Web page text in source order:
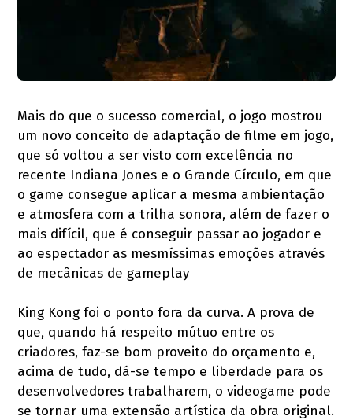
Mais do que o sucesso comercial, o jogo mostrou
um novo conceito de adaptação de filme em jogo,
que só voltou a ser visto com excelência no
recente Indiana Jones e o Grande Círculo, em que
o game consegue aplicar a mesma ambientação
e atmosfera com a trilha sonora, além de fazer o
mais difícil, que é conseguir passar ao jogador e
ao espectador as mesmíssimas emoções através
de mecânicas de gameplay
King Kong foi o ponto fora da curva. A prova de
que, quando há respeito mútuo entre os
criadores, faz-se bom proveito do orçamento e,
acima de tudo, dá-se tempo e liberdade para os
desenvolvedores trabalharem, o videogame pode
se tornar uma extensão artística da obra original.